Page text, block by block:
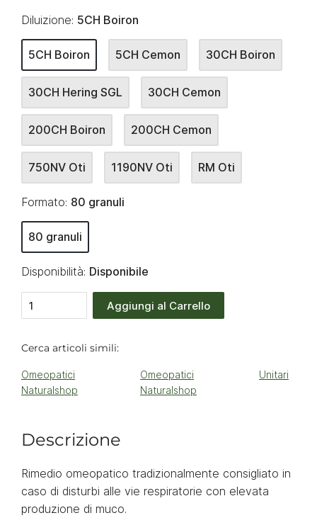
Diluizione: 5CH Boiron
5CH Boiron 5CH Cemon 30CH Boiron
30CH Hering SGL 30CH Cemon
200CH Boiron 200CH Cemon
750NV Oti 1190NV Oti RM Oti
Formato: 80 granuli
80 granuli
Disponibilità: Disponibile
Aggiungi al Carrello
Cerca articoli simili:
Omeopatici
Naturalshop
Omeopatici
Naturalshop
Unitari
Descrizione
Rimedio omeopatico tradizionalmente consigliato in
caso di disturbi alle vie respiratorie con elevata
produzione di muco.